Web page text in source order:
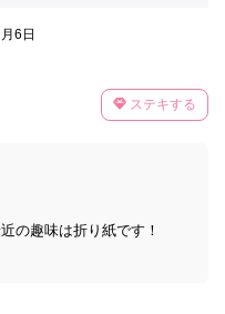
6日
ステキする
の趣味は折り紙です！